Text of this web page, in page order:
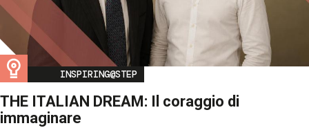
Image
INSPIRING@STEP
THE ITALIAN DREAM: Il coraggio di
immaginare